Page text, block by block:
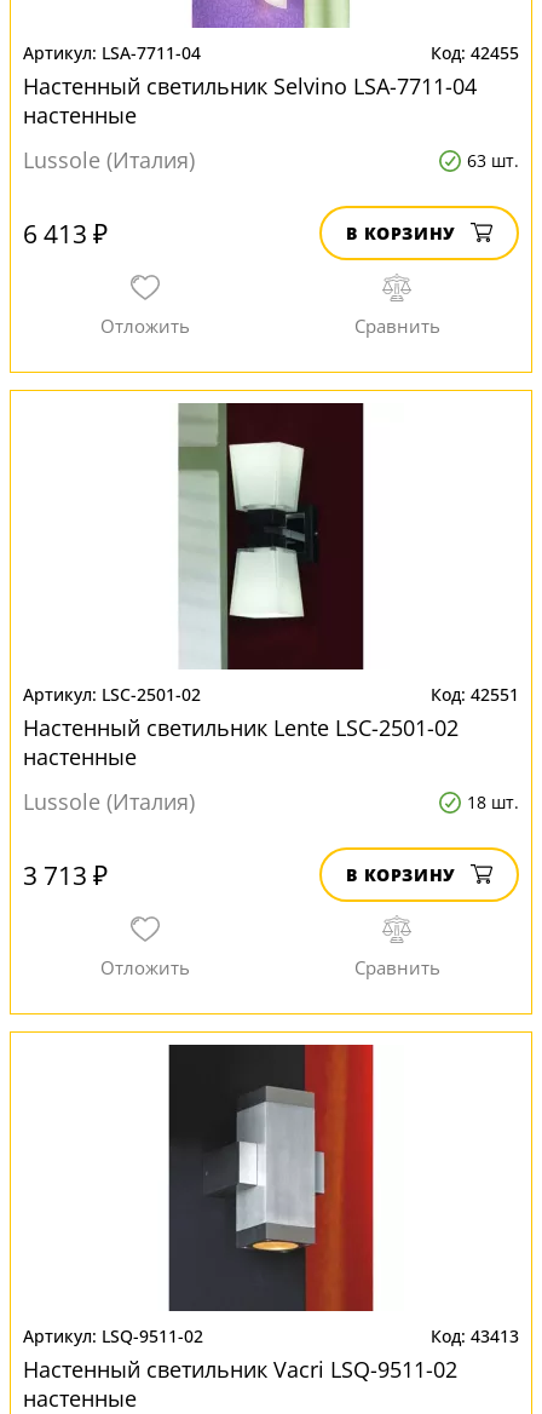
LSA-7711-04 42455
Настенный светильник Selvino LSA-7711-04
настенные
Lussole (Италия)
63 шт.
6 413 ₽ В КОРЗИНУ
LSC-2501-02 42551
Настенный светильник Lente LSC-2501-02
настенные
Lussole (Италия)
18 шт.
3 713 ₽ В КОРЗИНУ
LSQ-9511-02 43413
Настенный светильник Vacri LSQ-9511-02
настенные